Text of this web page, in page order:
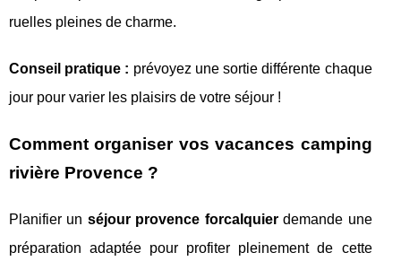
ruelles pleines de charme.
Conseil pratique : prévoyez une sortie différente chaque
jour pour varier les plaisirs de votre séjour !
Comment organiser vos vacances camping
rivière Provence ?
Planifier un séjour provence forcalquierdemande une
préparation adaptée pour profiter pleinement de cette